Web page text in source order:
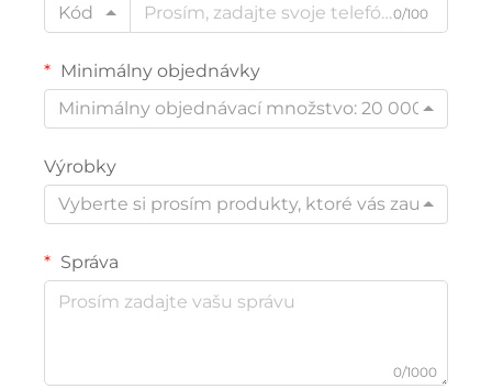
Kód
0/100
Minimálny objednávky
Minimálny objednávací množstvo: 20 000
Výrobky
Vyberte si prosím produkty, ktoré vás zaujímajú
Správa
0/1000